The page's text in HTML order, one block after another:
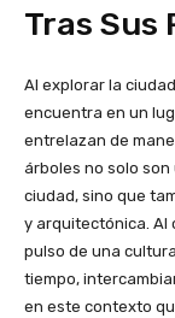
Tras Sus
Al explorar la
encuentra en un
entrelazan de
árboles no solo
ciudad, sino que
y arquitectónica. Al
pulso de una
tiempo,
en este contexto